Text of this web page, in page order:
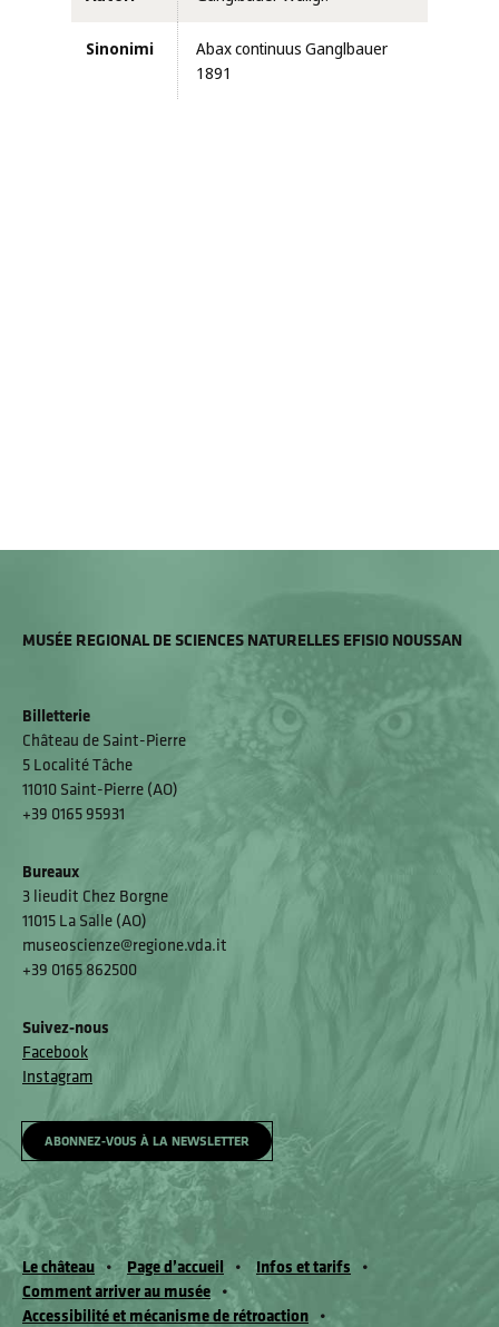
Sinonimi
Abax continuus Ganglbauer
1891
MUSÉE REGIONAL DE SCIENCES NATURELLES EFISIO NOUSSAN
Billetterie
Château de Saint-Pierre
5 Localité Tâche
11010 Saint-Pierre (AO)
+39 0165 95931
Bureaux
3 lieudit Chez Borgne
11015 La Salle (AO)
museoscienze@regione.vda.it
+39 0165 862500
Suivez-nous
Facebook
Instagram
ABONNEZ-VOUS À LA NEWSLETTER
Le château Page d’accueil
Infos et tarifs
Comment arriver au musée
Accessibilité et mécanisme de rétroaction